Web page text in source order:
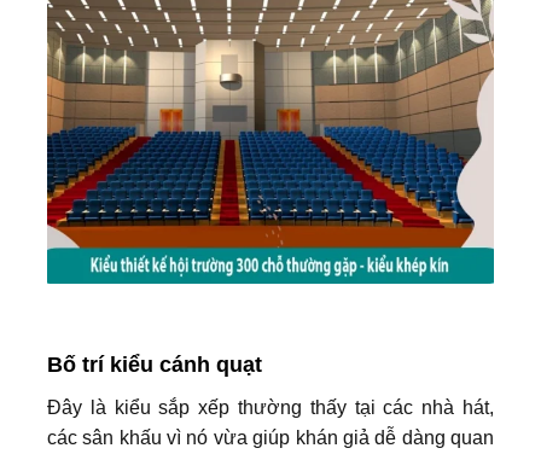
Bố trí kiểu cánh quạt
Đây là kiểu sắp xếp thường thấy tại các nhà hát,
các sân khấu vì nó vừa giúp khán giả dễ dàng quan